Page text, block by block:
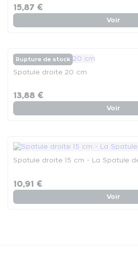
15,87 €
Voir
Rupture de stock
Spatule droite 20 cm
13,88 €
Voir
Spatule droite 15 cm - La Spatule
10,91 €
Voir